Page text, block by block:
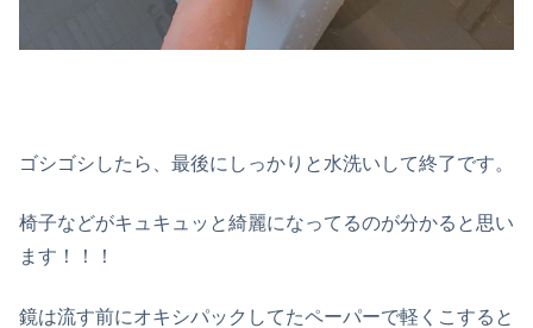
ゴシゴシしたら、最後にしっかりと水洗いして終了です。
椅子などがキュキュッと綺麗になってるのが分かると思い
ます！！！
鏡は流す前にオキシパックしてたペーパーで軽くこすると